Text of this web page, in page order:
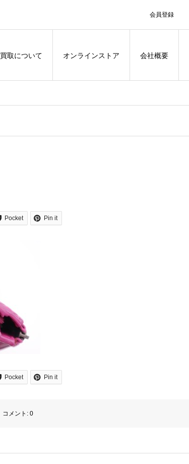
会員登録
買取について オンラインストア 会社概要
Pocket Pin it
Pocket Pin it
コメント: 0